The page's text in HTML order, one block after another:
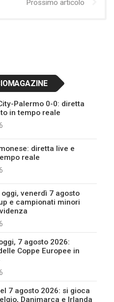
Prossimo articolo
Palermo 0-0: diretta
in tempo reale
diretta live e
reale
venerdì 7 agosto
e campionati minori
7 agosto 2026:
Coppe Europee in
7 agosto 2026: si gioca
Danimarca e Irlanda